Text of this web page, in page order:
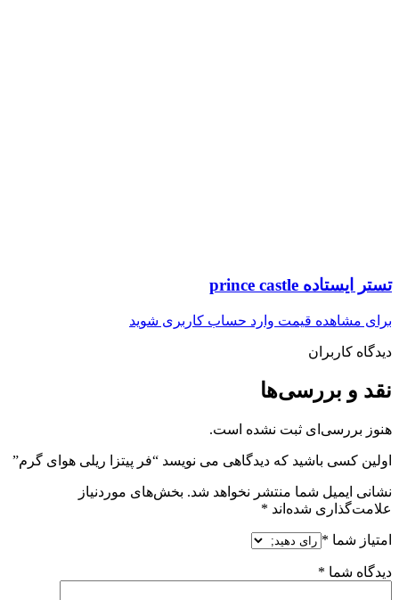
تستر ایستاده prince castle
برای مشاهده قیمت وارد حساب کاربری شوید
دیدگاه کاربران
نقد و بررسی‌ها
هنوز بررسی‌ای ثبت نشده است.
اولین کسی باشید که دیدگاهی می نویسد “فر پیتزا ریلی هوای گرم”
نشانی ایمیل شما منتشر نخواهد شد. بخش‌های موردنیاز
علامت‌گذاری شده‌اند *
امتیاز شما *
دیدگاه شما *